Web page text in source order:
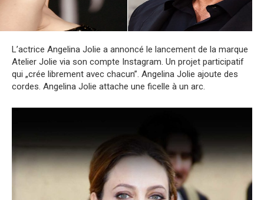
L’actrice Angelina Jolie a annoncé le lancement de la marque
Atelier Jolie via son compte Instagram. Un projet participatif
qui „crée librement avec chacun”. Angelina Jolie ajoute des
cordes. Angelina Jolie attache une ficelle à un arc.